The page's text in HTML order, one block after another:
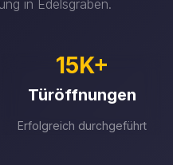
in Edelsgraben.
15K+
Türöffnungen
Erfolgreich durchgeführt